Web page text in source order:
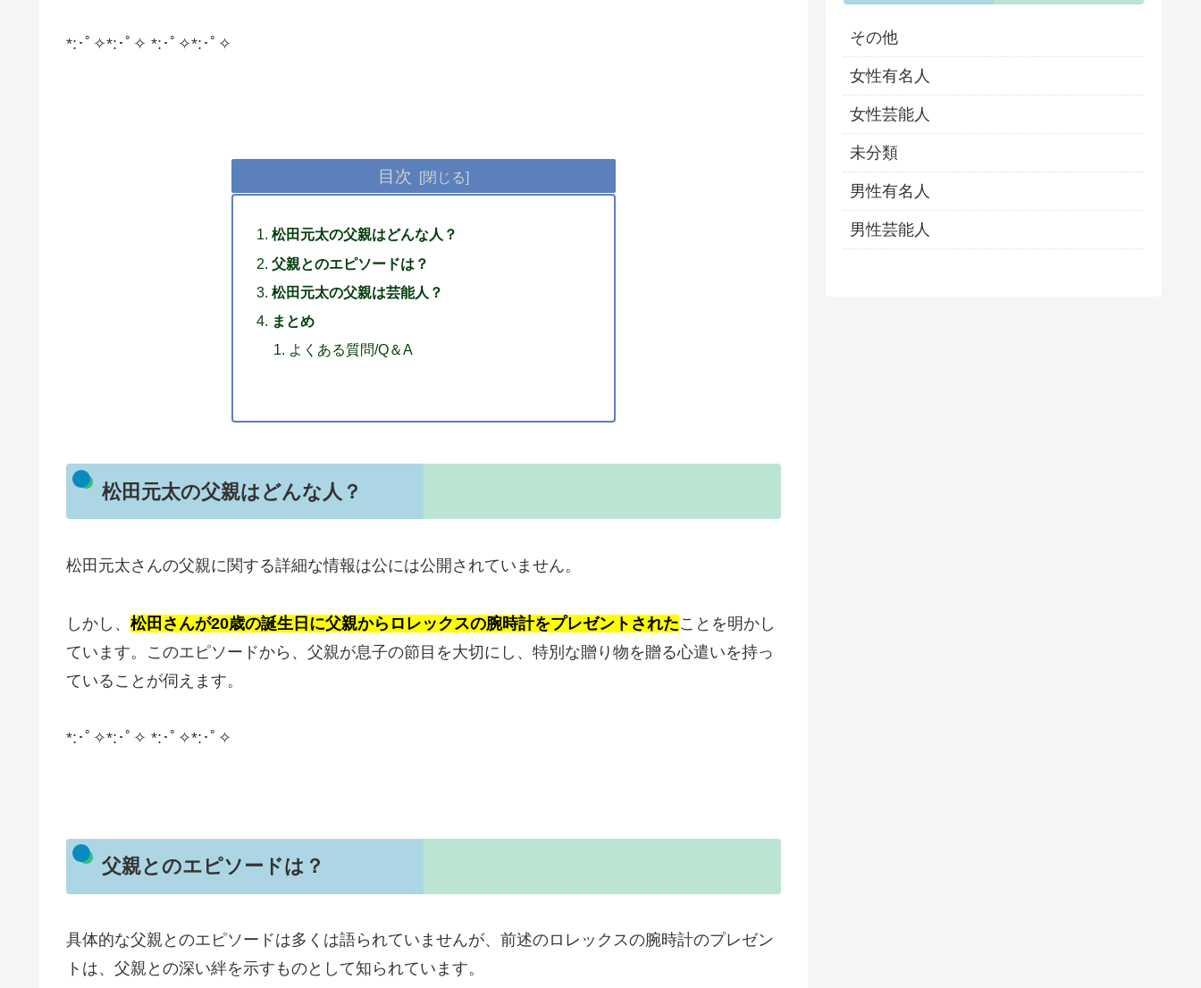
​*:･ﾟ✧*:･ﾟ✧ *:･ﾟ✧*:･ﾟ✧
目次
松田元太の父親はどんな人？
父親とのエピソードは？
松田元太の父親は芸能人？
まとめ
よくある質問/Q＆A
松田元太の父親はどんな人？
松田元太さんの父親に関する詳細な情報は公には公開されていません。
しかし、 松田さんが20歳の誕生日に父親からロレックスの腕時計をプレゼントされたことを明かし
ています。 このエピソードから、父親が息子の節目を大切にし、特別な贈り物を贈る心遣いを持っ
ていることが伺えます。
​*:･ﾟ✧*:･ﾟ✧ *:･ﾟ✧*:･ﾟ✧
父親とのエピソードは？
具体的な父親とのエピソードは多くは語られていませんが、前述のロレックスの腕時計のプレゼン
トは、父親との深い絆を示すものとして知られています。
その他
女性有名人
女性芸能人
未分類
男性有名人
男性芸能人